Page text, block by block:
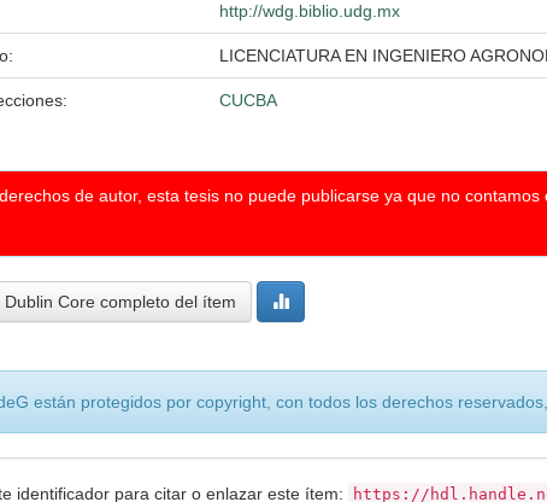
http://wdg.biblio.udg.mx
LICENCIATURA EN INGENIERO
CUCBA
de autor, esta tesis no puede publicarse ya que no
Core completo del ítem
están protegidos por copyright, con todos los derechos
identificador para citar o enlazar este ítem: https://